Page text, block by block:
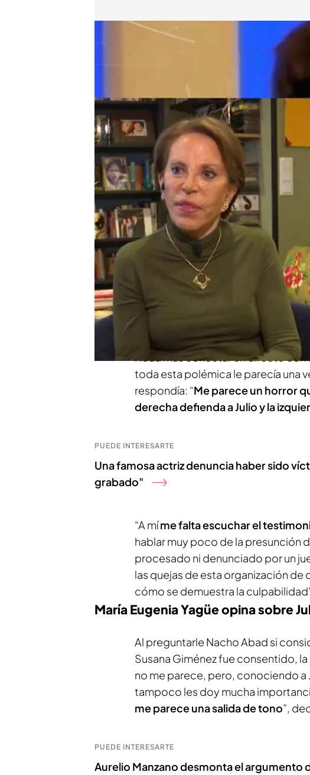
María Eugenia Yagüe opina del beso de Julio Iglesias Mediaset
Actualizado a las 12:11h.
María Eugenia Yagüe interviene
todos' para hablar de Julio Iglesias
Nacho Abad, crítico con Óscar
Julio Iglesias: "Es falso"
Compartir
El caso Julio Iglesias
es el tema
protagoniza titulares de medios
internacionales. Para hablar sobre
hablado con María Eugenia Yagüe
todos los secretos del artista.
Nada más conectar en directo con
toda esta polémica le parecía una
respondía: “Me parece un horror
derecha defienda a Julio y la
PUEDE INTERESARTE
Una famosa actriz denuncia haber sido
grabado"
“A míme falta escuchar el
hablar muy poco de la presunción
procesado ni denunciado por un
las quejas de esta organización de
cómo se demuestra la
María Eugenia Yagüe opina sobre
Al preguntarle Nacho Abad si
Susana Giménez fue consentido,
no me parece, pero, conociendo a
tampoco les doy mucha
me parece una salida de tono”,
PUEDE INTERESARTE
Aurelio Manzano desmonta el argumento